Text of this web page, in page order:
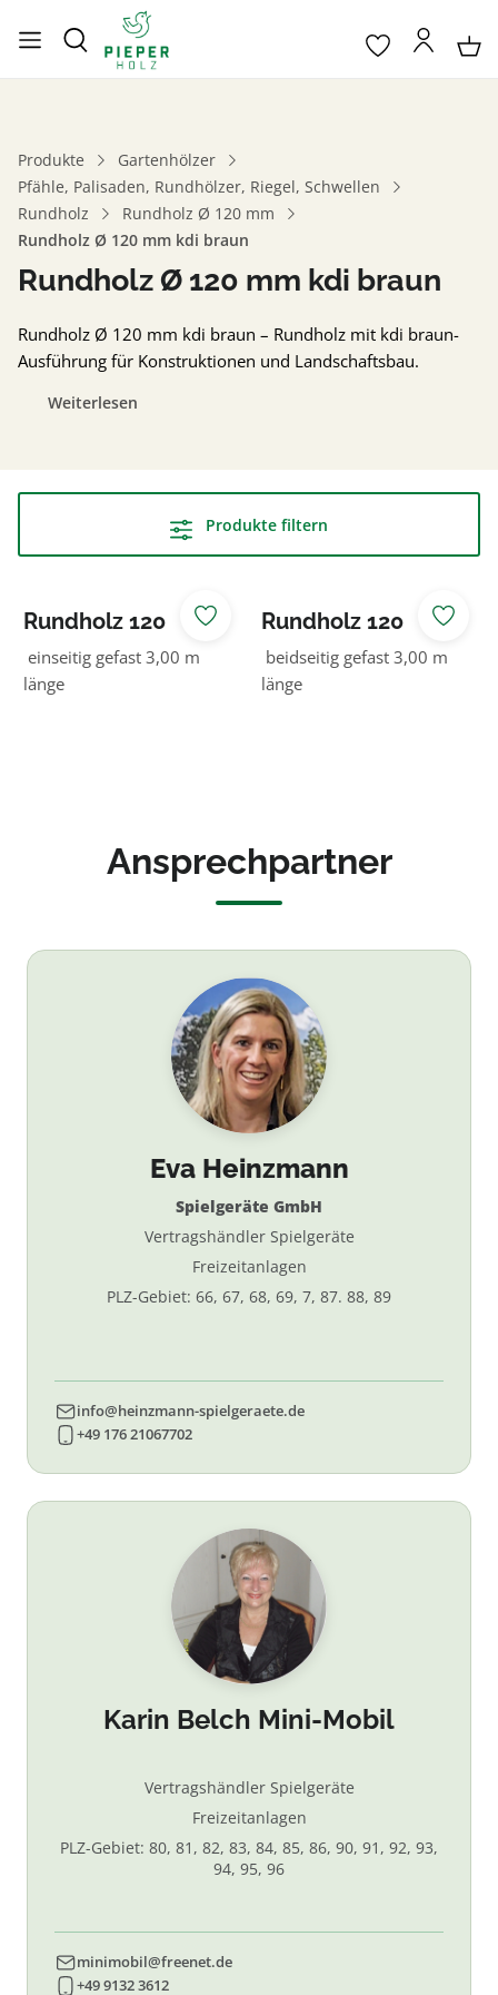
Produkte
Gartenhölzer
Pfähle, Palisaden, Rundhölzer, Riegel, Schwellen
Rundholz
Rundholz Ø 120 mm
Rundholz Ø 120 mm kdi braun
Rundholz Ø 120 mm kdi braun
Rundholz Ø 120 mm kdi braun – Rundholz mit kdi braun-
Ausführung für Konstruktionen und Landschaftsbau.
Weiterlesen
Produkte filtern
Rundholz 120
NADELHOLZ KDI
braun
einseitig gefast 3,00 m
länge
Rundholz 120
NADELHOLZ KDI
braun
beidseitig gefast 3,00 m
länge
Ansprechpartner
Eva Heinzmann
Spielgeräte GmbH
Vertragshändler Spielgeräte
Freizeitanlagen
PLZ-Gebiet: 66, 67, 68, 69, 7, 87. 88, 89
info@heinzmann-spielgeraete.de
+49 176 21067702
Karin Belch Mini-Mobil
Vertragshändler Spielgeräte
Freizeitanlagen
PLZ-Gebiet: 80, 81, 82, 83, 84, 85, 86, 90, 91, 92, 93,
94, 95, 96
minimobil@freenet.de
+49 9132 3612